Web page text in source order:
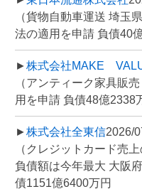
（貨物自動車運送 埼玉
法の適用を申請 負債40
►株式会社MAKE
（アンティーク家具販
用を申請 負債48億2338
►株式会社全東信2026/
（クレジットカード売
負債額は今年最大 大阪
債1151億6400万円